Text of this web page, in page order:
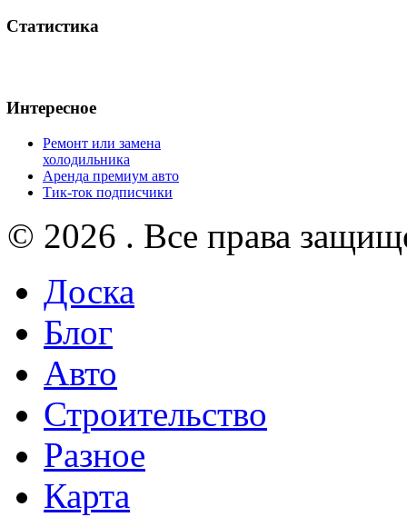
Статистика
Интересное
Ремонт или замена
холодильника
Аренда премиум авто
Тик-ток подписчики
© 2026 . Все права
Доска
Блог
Авто
Строительство
Разное
Карта